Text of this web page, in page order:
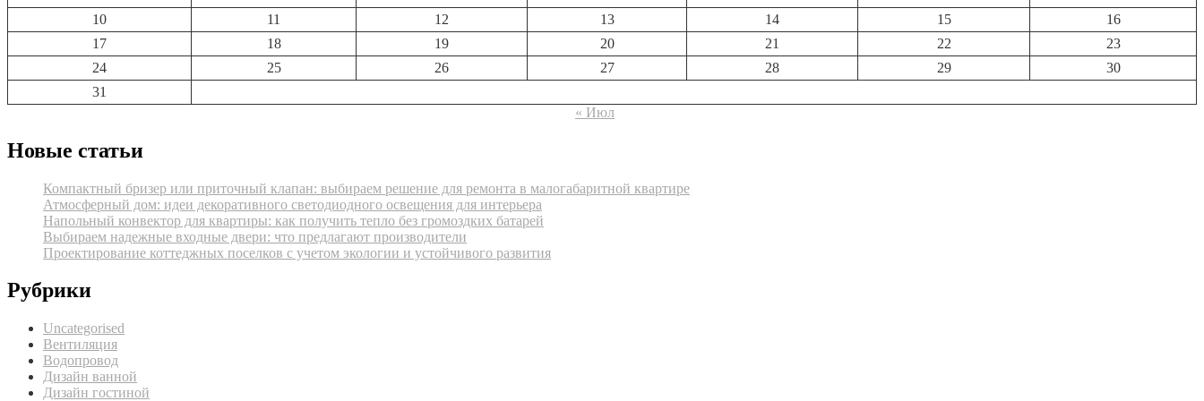
10
11 12 13 14 15
16
17
18 19 20 21 22
23
24
25 26 27 28 29
30
31
« Июл
Новые статьи
Компактный бризер или приточный клапан: выбираем решение для ремонта в малогабаритной квартире
Атмосферный дом: идеи декоративного светодиодного освещения для интерьера
Напольный конвектор для квартиры: как получить тепло без громоздких батарей
Выбираем надежные входные двери: что предлагают производители
Проектирование коттеджных поселков с учетом экологии и устойчивого развития
Рубрики
Uncategorised
Вентиляция
Водопровод
Дизайн ванной
Дизайн гостиной